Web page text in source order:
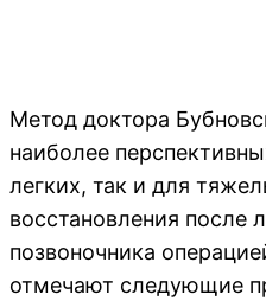
Метод доктора
наиболее
легких, так и для
восстановления после
позвоночника
отмечают следующие